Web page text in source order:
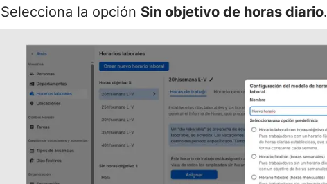
Selecciona la opción Sin objetivo de horas diario.